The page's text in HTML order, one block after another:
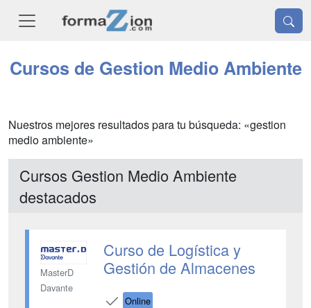
Cursos de Gestion Medio Ambiente
Nuestros mejores resultados para tu búsqueda: «gestion
medio ambiente»
Cursos Gestion Medio Ambiente
destacados
MasterD
Davante
Curso de Logística y
Gestión de Almacenes
Online